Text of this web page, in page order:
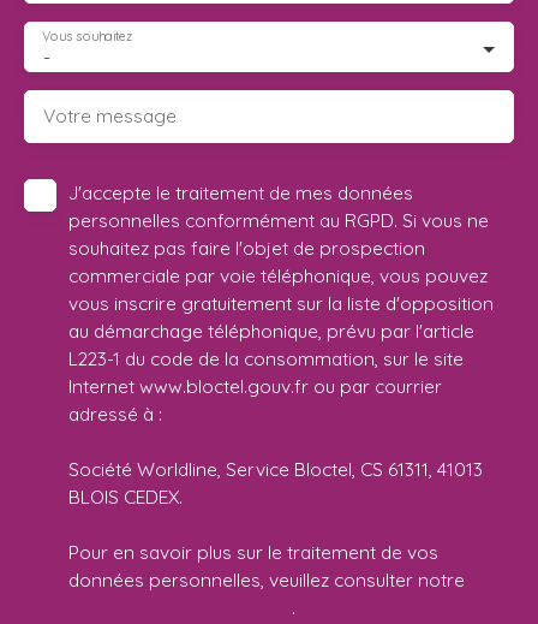
-
Vous souhaitez
Votre message
J'accepte le traitement de mes données
personnelles conformément au RGPD. Si vous ne
souhaitez pas faire l'objet de prospection
commerciale par voie téléphonique, vous pouvez
vous inscrire gratuitement sur la liste d'opposition
au démarchage téléphonique, prévu par l'article
L223-1 du code de la consommation, sur le site
Internet www.bloctel.gouv.fr ou par courrier
adressé à :
Société Worldline, Service Bloctel, CS 61311, 41013
BLOIS CEDEX.
Pour en savoir plus sur le traitement de vos
données personnelles, veuillez consulter notre
.